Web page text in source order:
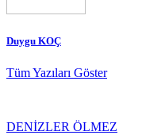
Duygu KOÇ
Tüm Yazıları Göster
DENİZLER ÖLMEZ